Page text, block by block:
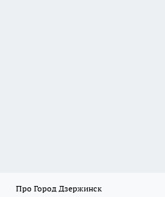
Про Город Дзержинск